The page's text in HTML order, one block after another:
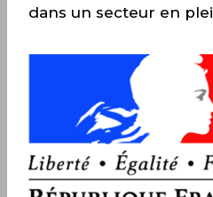
dans un secteur en